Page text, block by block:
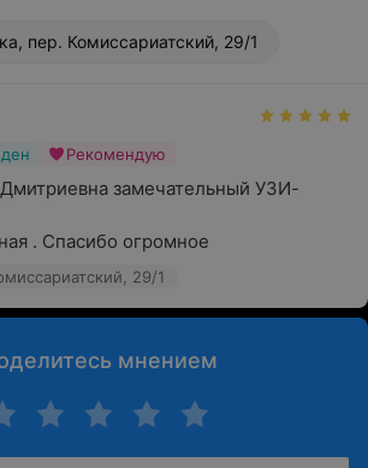
пер. Комиссариатский, 29/1
Рекомендую
замечательный УЗИ-
. Спасибо огромное
29/1
мнением